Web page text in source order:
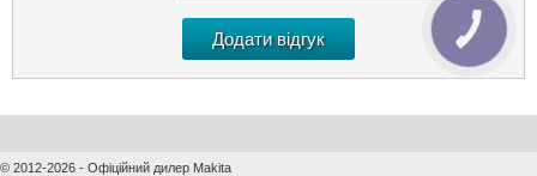
© 2012-2026 - Офіційний дилер Makita
КНОПКА
ЗВ'ЯЗКУ